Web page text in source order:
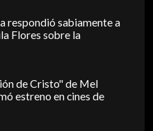
respondió sabiamente a
Flores sobre la
de Cristo" de Mel
estreno en cines de